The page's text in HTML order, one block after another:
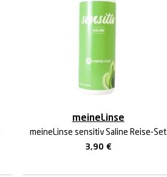
meineLinse
meineLinse sensitiv Saline Reise-Set
3,90 €